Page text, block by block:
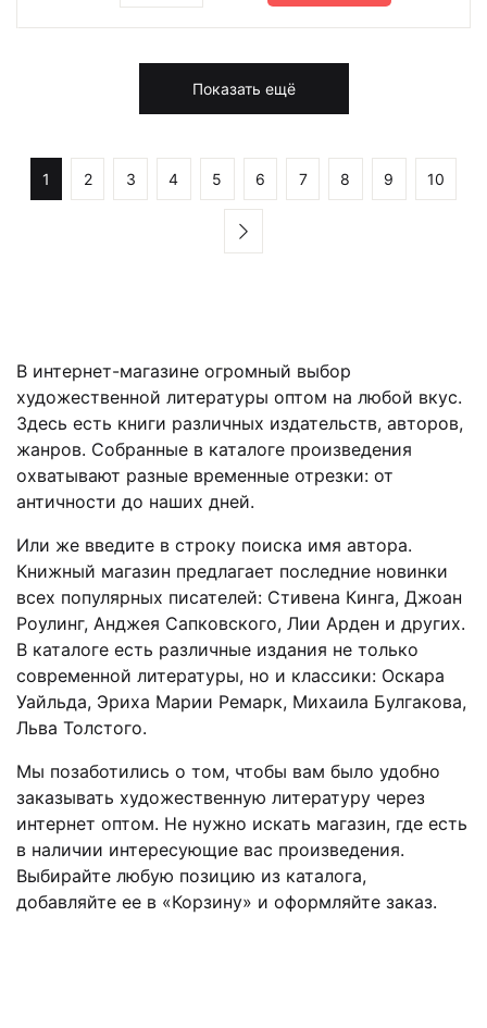
Показать ещё
1 2 3 4 5 6 7 8 9 10
В интернет-магазине огромный выбор
художественной литературы оптом на любой вкус.
Здесь есть книги различных издательств, авторов,
жанров. Собранные в каталоге произведения
охватывают разные временные отрезки: от
античности до наших дней.
Или же введите в строку поиска имя автора.
Книжный магазин предлагает последние новинки
всех популярных писателей: Стивена Кинга, Джоан
Роулинг, Анджея Сапковского, Лии Арден и других.
В каталоге есть различные издания не только
современной литературы, но и классики: Оскара
Уайльда, Эриха Марии Ремарк, Михаила Булгакова,
Льва Толстого.
Мы позаботились о том, чтобы вам было удобно
заказывать художественную литературу через
интернет оптом. Не нужно искать магазин, где есть
в наличии интересующие вас произведения.
Выбирайте любую позицию из каталога,
добавляйте ее в «Корзину» и оформляйте заказ.